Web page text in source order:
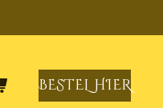
BESTEL HIER